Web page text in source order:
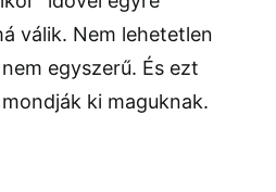
válik. Nem lehetetlen
egyszerű. És ezt
ki maguknak.